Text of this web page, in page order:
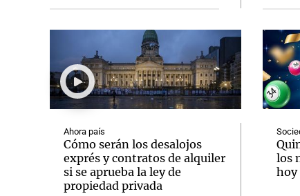
Ahora país
Cómo serán los desalojos
exprés y contratos de alquiler
si se aprueba la ley de
propiedad privada
los
hoy